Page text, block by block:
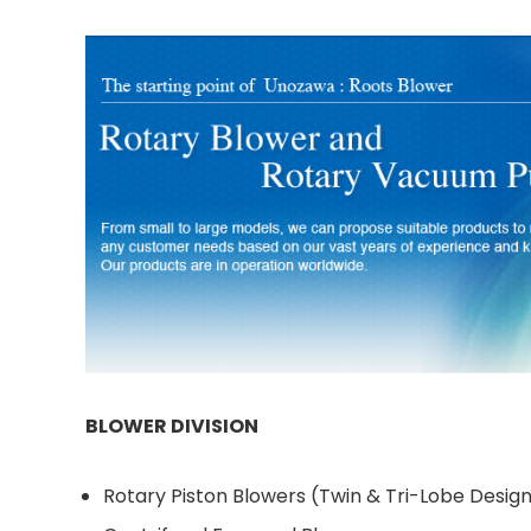
BLOWER DIVISION
Rotary Piston Blowers (Twin & Tri-Lobe